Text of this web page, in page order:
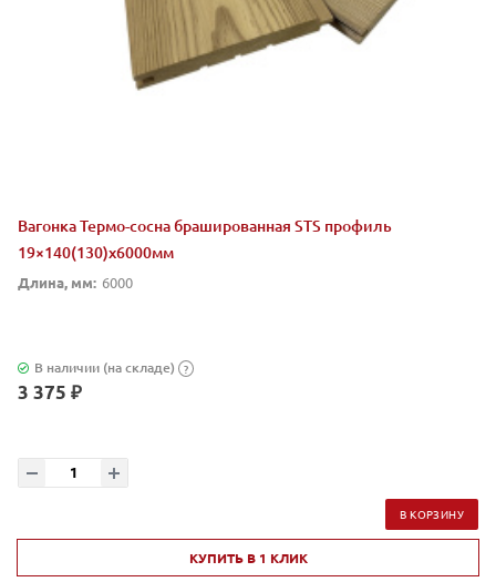
Вагонка Термо-сосна брашированная STS профиль
19×140(130)х6000мм
Длина, мм: 6000
В наличии (на складе) ?
3 375 ₽
В КОРЗИНУ
КУПИТЬ В 1 КЛИК